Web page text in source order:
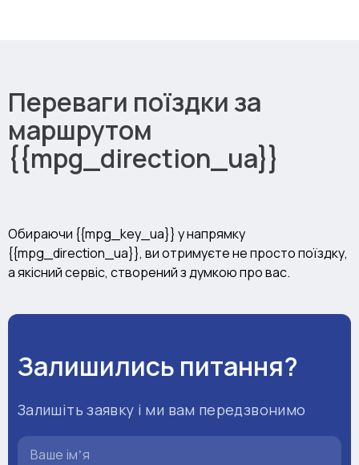
Переваги поїздки за
маршрутом
{{mpg_direction_ua}}
Обираючи {{mpg_key_ua}} у напрямку
{{mpg_direction_ua}}, ви отримуєте не просто поїздку,
а якісний сервіс, створений з думкою про вас.
Залишились питання?
Залишіть заявку і ми вам передзвонимо